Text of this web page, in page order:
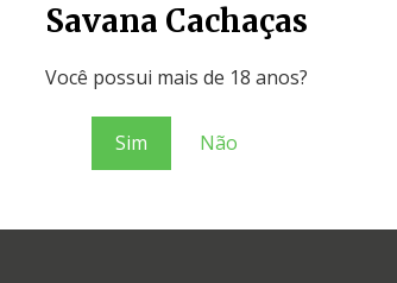
Savana Cachaças
Você possui mais de 18 anos?
Sim Não